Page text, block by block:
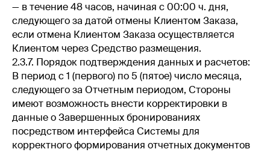
— в течение 48 часов, начиная с 00:00 ч. дня,
следующего за датой отмены Клиентом Заказа,
если отмена Клиентом Заказа осуществляется
Клиентом через Средство размещения.
2.3.7. Порядок подтверждения данных и расчетов:
В период с 1 (первого) по 5 (пятое) число месяца,
следующего за Отчетным периодом, Стороны
имеют возможность внести корректировки в
данные о Завершенных бронированиях
посредством интерфейса Системы для
корректного формирования отчетных документов